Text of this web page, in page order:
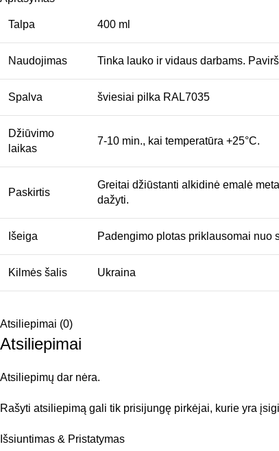
Talpa 400 ml
Naudojimas Tinka lauko ir vidaus darbams.
Spalva šviesiai pilka RAL7035
Džiūvimo
laikas
7-10 min., kai temperatūra +25°C.
Paskirtis
Greitai džiūstanti alkidinė emalė
dažyti.
Išeiga Padengimo plotas priklausomai nuo
Kilmės šalis Ukraina
Atsiliepimai (0)
Atsiliepimai
Atsiliepimų dar nėra.
Rašyti atsiliepimą gali tik prisijungę pirkėjai, kurie yra
Išsiuntimas & Pristatymas